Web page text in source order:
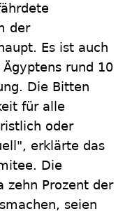
der
Es ist auch
rund 10
Die Bitten
für alle
oder
erklärte das
Die
zehn Prozent der
seien